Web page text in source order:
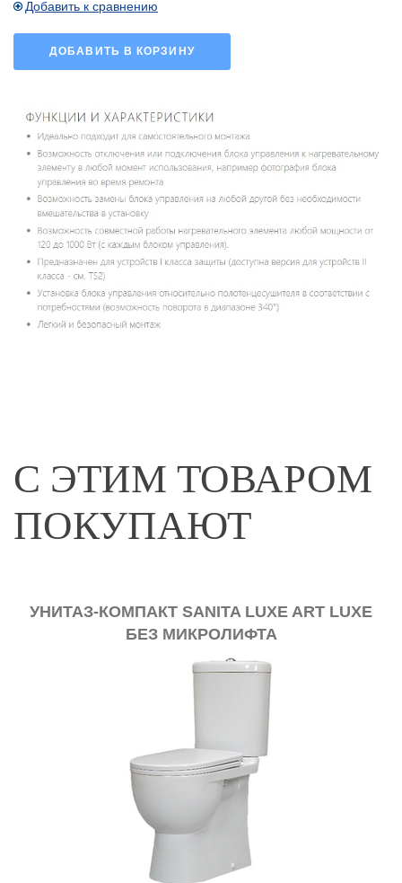
Добавить к сравнению
ДОБАВИТЬ В КОРЗИНУ
С ЭТИМ ТОВАРОМ
ПОКУПАЮТ
УНИТАЗ-КОМПАКТ SANITA LUXE ART LUXE
БЕЗ МИКРОЛИФТА